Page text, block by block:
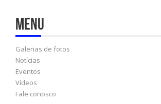
Menu
Galerias de fotos
Notícias
Eventos
Vídeos
Fale conosco